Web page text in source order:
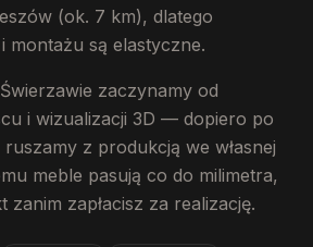
(ok. 7 km), dlatego
montażu są elastyczne.
zaczynamy od
i wizualizacji 3D — dopiero po
z produkcją we własnej
meble pasują co do milimetra,
zanim zapłacisz za realizację.